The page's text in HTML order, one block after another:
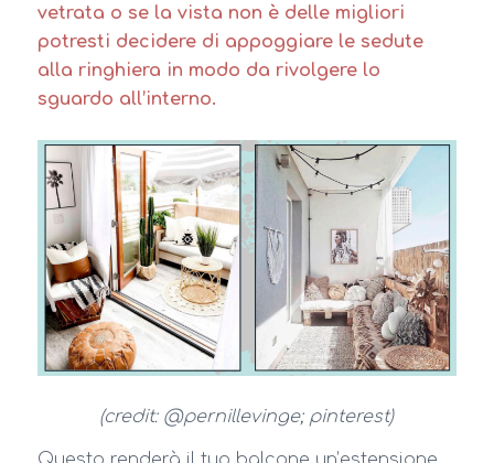
vetrata o se la vista non è delle migliori
potresti decidere di appoggiare le sedute
alla ringhiera in modo da rivolgere lo
sguardo all’interno.
(credit: @pernillevinge; pinterest)